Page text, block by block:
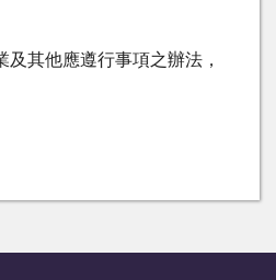
其他應遵行事項之辦法，